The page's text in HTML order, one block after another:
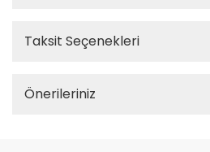
Taksit Seçenekleri
Önerileriniz